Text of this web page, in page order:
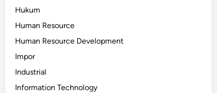
Hukum
Human Resource
Human Resource Development
Impor
Industrial
Information Technology